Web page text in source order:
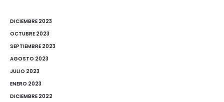
DICIEMBRE 2023
OCTUBRE 2023
SEPTIEMBRE 2023
AGOSTO 2023
JULIO 2023
ENERO 2023
DICIEMBRE 2022